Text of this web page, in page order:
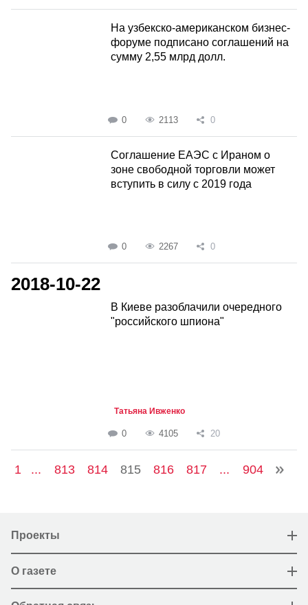
На узбекско-американском бизнес-
форуме подписано соглашений на
сумму 2,55 млрд долл.
0 2113 0
Соглашение ЕАЭС с Ираном о
зоне свободной торговли может
вступить в силу с 2019 года
0 2267 0
2018-10-22
В Киеве разоблачили очередного
"российского шпиона"
Татьяна Ивженко
0 4105 20
1 ... 813 814 815 816 817 ... 904
Проекты
О газете